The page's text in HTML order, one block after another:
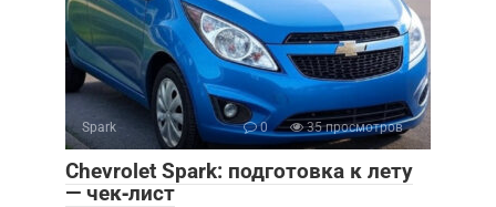
Spark 0 35 просмотров
Chevrolet Spark: подготовка к лету
— чек‑лист